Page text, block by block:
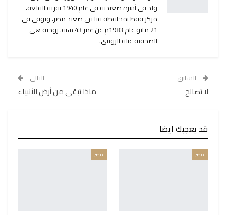
ولد في أسرة صعيدية في عام 1940 بقرية القلعة،
مركز قفط بمحافظة قنا في صعيد مصر. وتوفي في
21 مايو عام 1983م عن عمر 43 سنة. زوجته هي
الصحفية عبلة الرويني.
السابق
لا تصالح
التالي
ماذا تبقى من أرض الأنبياء
قد يعجبك ايضا
مصر مصر